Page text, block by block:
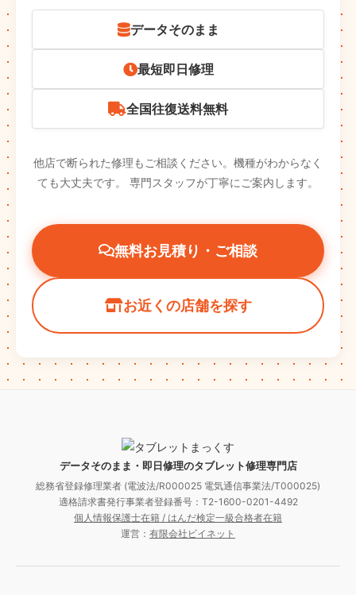
データそのまま
最短即日修理
全国往復送料無料
他店で断られた修理もご相談ください。機種がわからなく
ても大丈夫です。
専門スタッフが丁寧にご案内します。
無料お見積り・ご相談
お近くの店舗を探す
データそのまま・即日修理のタブレット修理専門店
総務省登録修理業者 (電波法/R000025 電気通信事業法/T000025)
適格請求書発行事業者登録番号：T2-1600-0201-4492
個人情報保護士在籍 / はんだ検定一級合格者在籍
運営： 有限会社ビイネット